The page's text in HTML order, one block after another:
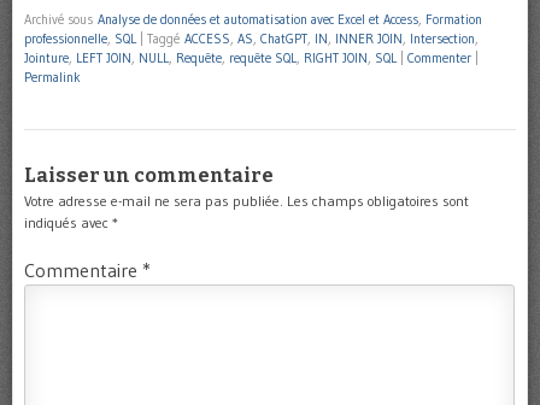
Archivé sous Analyse de données et automatisation avec Excel et Access, Formation
professionnelle, SQL Taggé ACCESS, AS, ChatGPT, IN, INNER JOIN, Intersection,
Jointure, LEFT JOIN, NULL, Requête, requête SQL, RIGHT JOIN, SQL Commenter
Permalink
Laisser un commentaire
Votre adresse e-mail ne sera pas publiée. Les champs obligatoires sont
indiqués avec *
Commentaire *